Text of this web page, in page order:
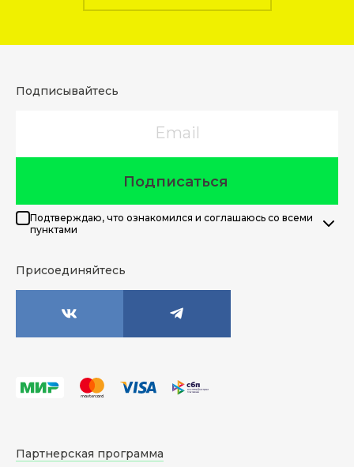
Подписывайтесь
Подписаться
Подтверждаю, что ознакомился и соглашаюсь со всеми
пунктами
Присоединяйтесь
Партнерская программа